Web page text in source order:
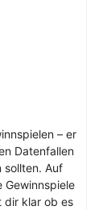
– er
Datenfallen
sollten. Auf
Gewinnspiele
dir klar ob es